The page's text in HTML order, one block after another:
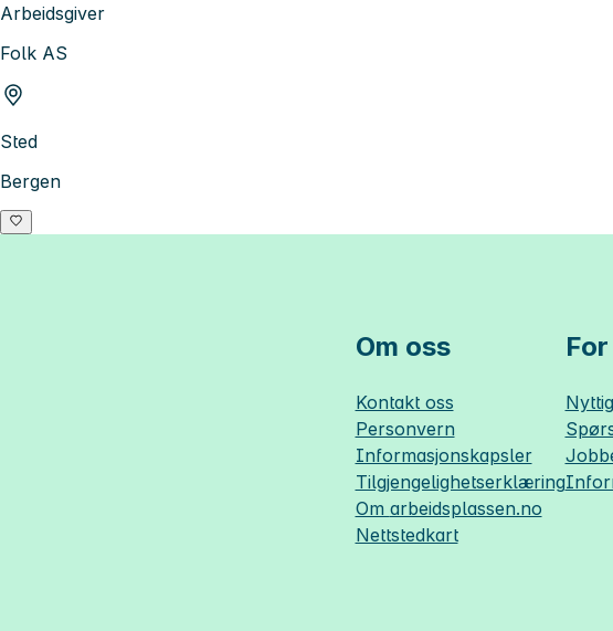
Arbeidsgiver
Folk AS
Sted
Bergen
Om oss
Kontakt oss
Personvern
Informasjonskapsler
Tilgjengelighetserklæring
Om arbeidsplassen.no
Nettstedkart